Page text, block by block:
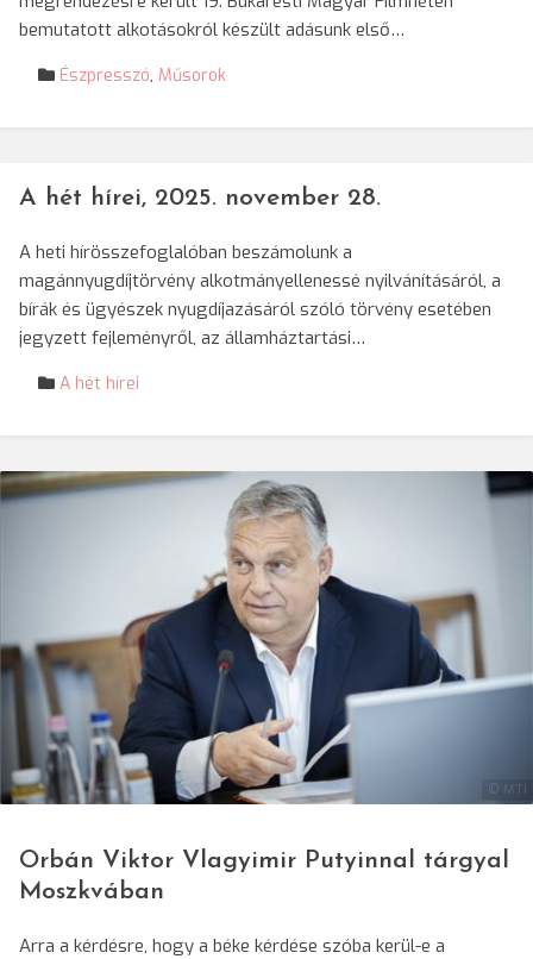
bemutatott alkotásokról készült adásunk első…
Észpresszó, Műsorok
A hét hírei, 2025. november 28.
A heti hírösszefoglalóban beszámolunk a
magánnyugdíjtörvény alkotmányellenessé nyilvánításáról, a
bírák és ügyészek nyugdíjazásáról szóló törvény esetében
jegyzett fejleményről, az államháztartási…
A hét hírei
© MTI
Orbán Viktor Vlagyimir Putyinnal tárgyal
Moszkvában
Arra a kérdésre, hogy a béke kérdése szóba kerül-e a